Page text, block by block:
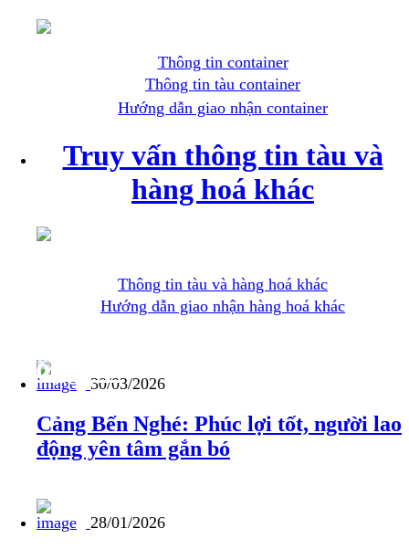
Thông tin container
Thông tin tàu container
Hướng dẫn giao nhận container
Truy vấn thông tin tàu và
hàng hoá khác
Thông tin tàu và hàng hoá khác
Hướng dẫn giao nhận hàng hoá khác
Thông tin30/03/2026
Cảng Bến Nghé: Phúc lợi tốt, người lao
động yên tâm gắn bó
28/01/2026